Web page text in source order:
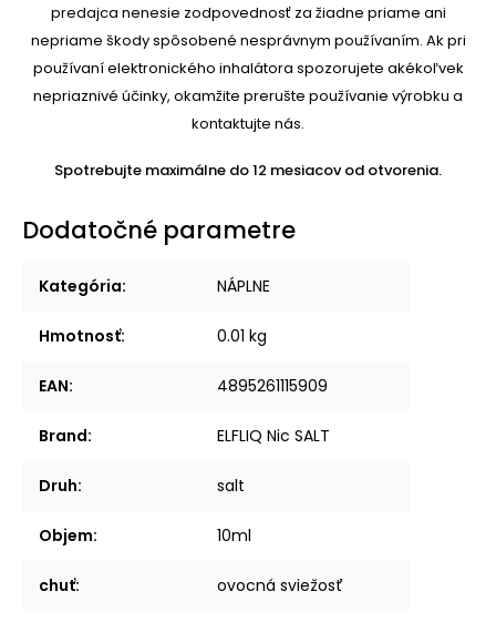
predajca nenesie zodpovednosť za žiadne priame ani
nepriame škody spôsobené nesprávnym používaním. Ak pri
používaní elektronického inhalátora spozorujete akékoľvek
nepriaznivé účinky, okamžite prerušte používanie výrobku a
kontaktujte nás.
Spotrebujte maximálne do 12 mesiacov od otvorenia.
Dodatočné parametre
Kategória: NÁPLNE
Hmotnosť: 0.01 kg
EAN: 4895261115909
Brand: ELFLIQ Nic SALT
Druh: salt
Objem: 10ml
chuť: ovocná sviežosť